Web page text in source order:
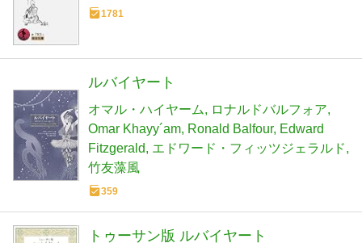
1781
ルバイヤート
オマル・ハイヤーム
ロナルドバルフォア
Omar Khayy´am Ronald Balfour Edward
Fitzgerald
エドワード・フィッツジェラルド
竹友藻風
359
トゥーサン版 ルバイヤート